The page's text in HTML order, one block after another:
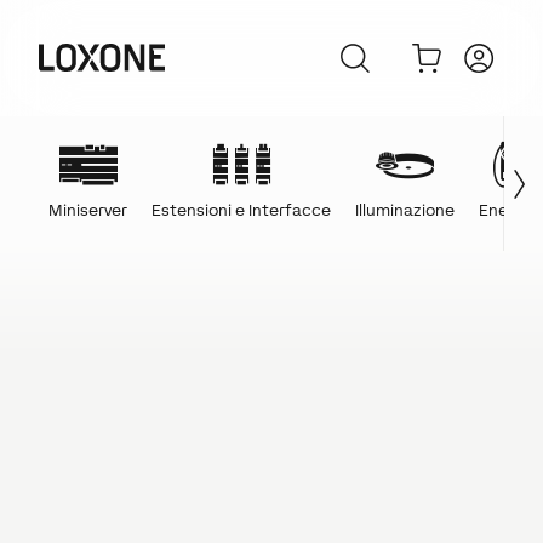
Miniserver Estensioni e Interfacce Illuminazione Energia